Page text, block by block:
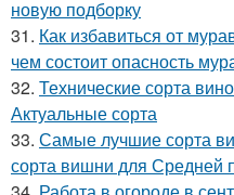
новую подборку
31. Как избавиться от
чем состоит опасность
32. Технические сорта
Актуальные сорта
33. Самые лучшие сорта
сорта вишни для Средней